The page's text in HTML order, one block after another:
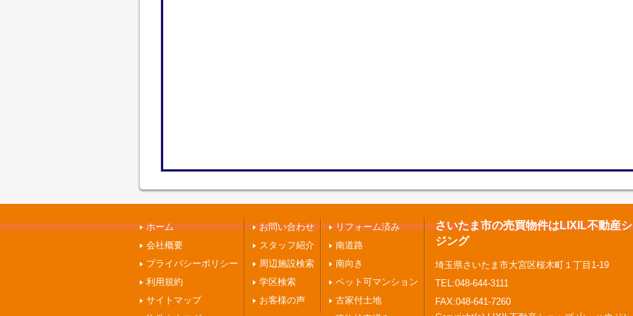
ホーム
会社概要
プライバシーポリシー
利用規約
サイトマップ
お問い合わせ
スタッフ紹介
周辺施設検索
学区検索
お客様の声
リフォーム済み
南道路
南向き
ペット可マンション
古家付土地
さいたま市の売買物件はLIXIL不動産
ジング
埼玉県さいたま市大宮区桜木町１丁目1-19
TEL:048-644-3111
FAX:048-641-7260